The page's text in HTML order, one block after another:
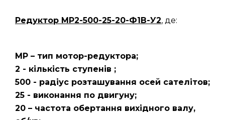
Редуктор МР2-500-25-20-Ф1В-У2, де:
МР – тип мотор-редуктора;
2 - кількість ступенів ;
500 - радіус розташування осей сателітов;
25 - виконання по двигуну;
20 – частота обертання вихідного валу,